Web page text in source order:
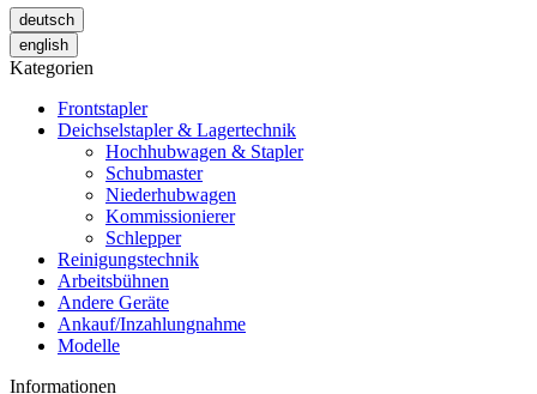
deutsch
english
Kategorien
Frontstapler
Deichselstapler & Lagertechnik
Hochhubwagen & Stapler
Schubmaster
Niederhubwagen
Kommissionierer
Schlepper
Reinigungstechnik
Arbeitsbühnen
Andere Geräte
Ankauf/Inzahlungnahme
Modelle
Informationen